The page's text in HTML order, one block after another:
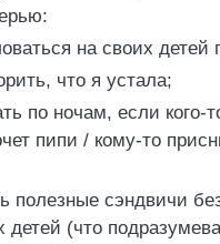
на своих детей
что я устала;
по ночам, если кого-
пипи / кому-то
полезные сэндвичи
детей (что